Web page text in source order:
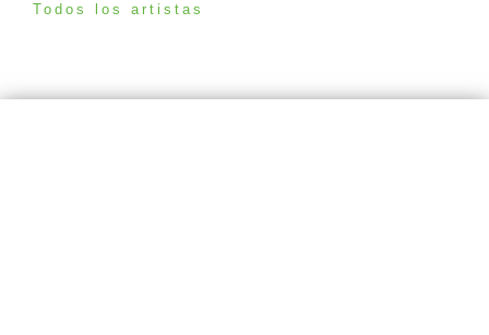
Todos los artistas